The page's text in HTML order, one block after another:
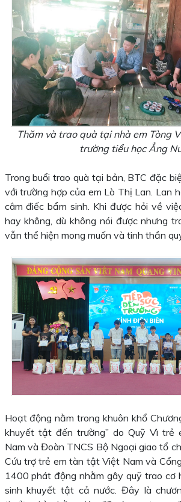
Thăm và trao quà tại nhà em Tòng
trường tiểu học Ẳng
Trong buổi trao quà tại bản, BTC đặc
với trường hợp của em Lò Thị Lan. Lan
câm điếc bẩm sinh. Khi được hỏi về
hay không, dù không nói được nhưng
vẫn thể hiện mong muốn và tinh thần
Hoạt động nằm trong khuôn khổ
khuyết tật đến trường” do Quỹ Vì trẻ
Nam và Đoàn TNCS Bộ Ngoại giao tổ
Cứu trợ trẻ em tàn tật Việt Nam và
1400 phát động nhằm gây quỹ trao cơ
sinh khuyết tật cả nước. Đây là